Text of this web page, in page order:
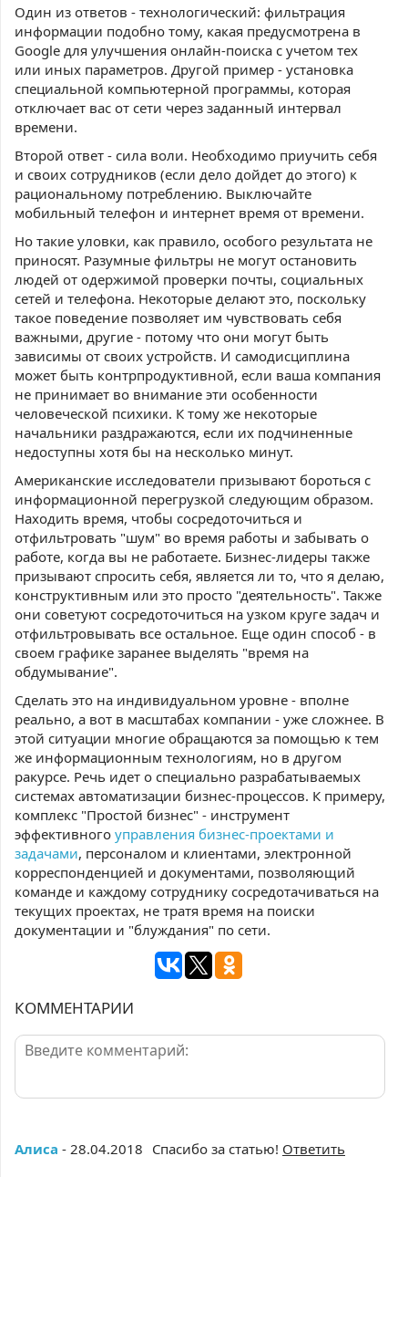
Один из ответов - технологический: фильтрация
информации подобно тому, какая предусмотрена в
Google для улучшения онлайн-поиска с учетом тех
или иных параметров. Другой пример - установка
специальной компьютерной программы, которая
отключает вас от сети через заданный интервал
времени.
Второй ответ - сила воли. Необходимо приучить себя
и своих сотрудников (если дело дойдет до этого) к
рациональному потреблению. Выключайте
мобильный телефон и интернет время от времени.
Но такие уловки, как правило, особого результата не
приносят. Разумные фильтры не могут остановить
людей от одержимой проверки почты, социальных
сетей и телефона. Некоторые делают это, поскольку
такое поведение позволяет им чувствовать себя
важными, другие - потому что они могут быть
зависимы от своих устройств. И самодисциплина
может быть контрпродуктивной, если ваша компания
не принимает во внимание эти особенности
человеческой психики. К тому же некоторые
начальники раздражаются, если их подчиненные
недоступны хотя бы на несколько минут.
Американские исследователи призывают бороться с
информационной перегрузкой следующим образом.
Находить время, чтобы сосредоточиться и
отфильтровать "шум" во время работы и забывать о
работе, когда вы не работаете. Бизнес-лидеры также
призывают спросить себя, является ли то, что я делаю,
конструктивным или это просто "деятельность". Также
они советуют сосредоточиться на узком круге задач и
отфильтровывать все остальное. Еще один способ - в
своем графике заранее выделять "время на
обдумывание".
Сделать это на индивидуальном уровне - вполне
реально, а вот в масштабах компании - уже сложнее. В
этой ситуации многие обращаются за помощью к тем
же информационным технологиям, но в другом
ракурсе. Речь идет о специально разрабатываемых
системах автоматизации бизнес-процессов. К примеру,
комплекс "Простой бизнес" - инструмент
эффективного управления бизнес-проектами и
задачами, персоналом и клиентами, электронной
корреспонденцией и документами, позволяющий
команде и каждому сотруднику сосредотачиваться на
текущих проектах, не тратя время на поиски
документации и "блуждания" по сети.
КОММЕНТАРИИ
Алиса - 28.04.2018 Спасибо за статью! Ответить